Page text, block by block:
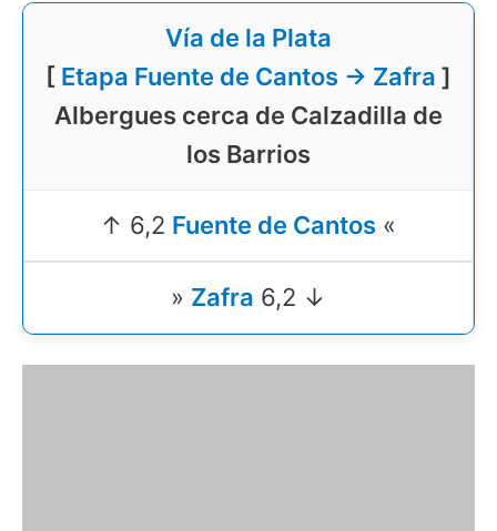
Vía de la Plata
[ Etapa Fuente de Cantos → Zafra ]
Albergues cerca de Calzadilla de
los Barrios
↑ 6,2 Fuente de Cantos «
» Zafra 6,2 ↓